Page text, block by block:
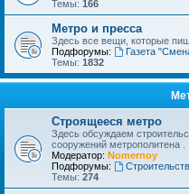
Темы: 166
Метро и пресса
Здесь все вещи, которые
Подфорумы:
Газета
Темы: 1832
Строящееся метро
Здесь обсуждаем
сооружений метрополитена .
Модератор: Nomernoy
Подфорумы:
Темы: 274